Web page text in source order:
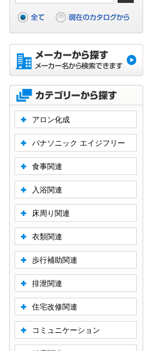
アロン化成
パナソニック エイジフリー
食事関連
入浴関連
床周り関連
衣類関連
歩行補助関連
排泄関連
住宅改修関連
コミュニケーション